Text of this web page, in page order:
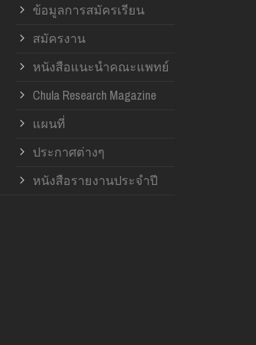
ข้อมูลการสมัครเรียน
สมัครงาน
หนังสือแนะนำคณะแพทย์
Chula Research Magazine
แผนที่
ประกาศต่างๆ
หนังสือรายงานประจำปี